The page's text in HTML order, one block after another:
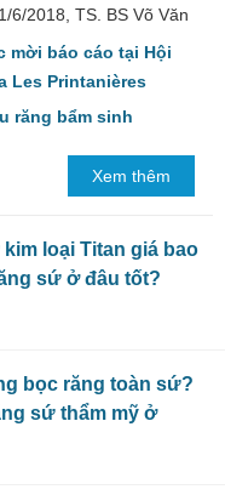
6/2018, TS. BS Võ Văn
đốc Trung tâm Nha khoa
có một bài báo cáo vô
diễn ra tại Barcelona, Tây
mời báo cáo tại Hội
Les Printanières
răng bẩm sinh
Xem thêm
loại Titan giá bao
sứ ở đâu tốt?
bọc răng toàn sứ?
sứ thẩm mỹ ở